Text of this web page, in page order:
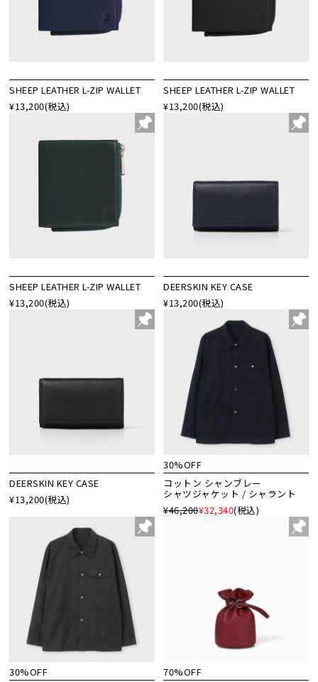
SHEEP LEATHER L-ZIP WALLET
¥13,200(税込)
SHEEP LEATHER L-ZIP WALLET
¥13,200(税込)
SHEEP LEATHER L-ZIP WALLET
¥13,200(税込)
DEERSKIN KEY CASE
¥13,200(税込)
DEERSKIN KEY CASE
¥13,200(税込)
30%OFF
コットン シャンブレー
シャツジャケット / シャラント
¥46,200¥32,340(税込)
30%OFF
70%OFF